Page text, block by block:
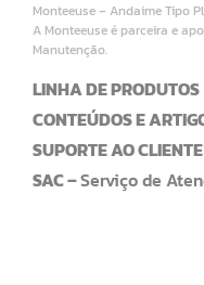
Monteeuse – Andaime Tipo
A Monteeuse é parceira e
Manutenção.
LINHA DE PRODUTOS
CONTEÚDOS E
SUPORTE AO CLIENTE
SAC –Serviço de